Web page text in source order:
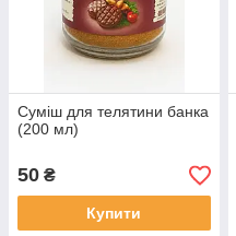
Суміш для телятини банка
(200 мл)
50 ₴
Купити